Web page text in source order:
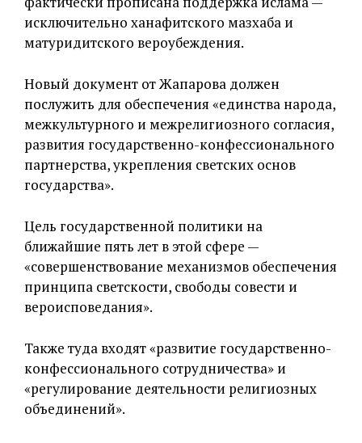
исключительно ханафитского мазхаба и
матуридитского вероубеждения.
Новый документ от Жапарова должен
послужить для обеспечения «единства народа,
межкультурного и межрелигиозного согласия,
развития государственно-конфессионального
партнерства, укрепления светских основ
государства».
Цель государственной политики на
ближайшие пять лет в этой сфере —
«совершенствование механизмов обеспечения
принципа светскости, свободы совести и
вероисповедания».
Также туда входят «развитие государственно-
конфессионального сотрудничества» и
«регулирование деятельности религиозных
объединений».